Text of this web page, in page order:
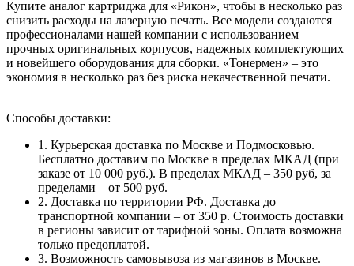
Купите аналог картриджа для «Рикон», чтобы в несколько раз
снизить расходы на лазерную печать. Все модели создаются
профессионалами нашей компании с использованием
прочных оригинальных корпусов, надежных комплектующих
и новейшего оборудования для сборки. «Тонермен» – это
экономия в несколько раз без риска некачественной печати.
Способы доставки:
1. Курьерская доставка по Москве и Подмосковью.
Бесплатно доставим по Москве в пределах МКАД (при
заказе от 10 000 руб.). В пределах МКАД – 350 руб, за
пределами – от 500 руб.
2. Доставка по территории РФ. Доставка до
транспортной компании – от 350 р. Стоимость доставки
в регионы зависит от тарифной зоны. Оплата возможна
только предоплатой.
3. Возможность самовывоза из магазинов в Москве.